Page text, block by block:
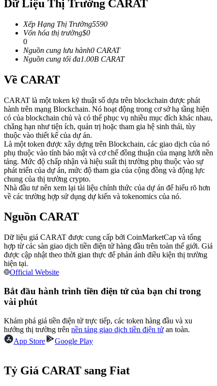
USDC Futures vĩnh cửu
Futures sử dụng USDC làm tài sản thế chấp
Sao chép Giao dịch
Tham gia cùng các nhà giao dịch hàng đầu
Trở thành Nhà giao dịch Sao chép
Tận hưởng chia sẻ lợi nhuận và hoa hồng giao dịch sao chép
Phân tích dữ liệu lớn bao gồm thông tin giao dịch, v.v.
Dữ Liệu Thị Trường CARAT
Xếp Hạng Thị Trường5590
Vốn hóa thị trường$0
0
Nguồn cung lưu hành0 CARAT
Nguồn cung tối đa1.00B CARAT
Về CARAT
CARAT là một token kỹ thuật số dựa trên blockchain được phát
hành trên mạng Blockchain. Nó hoạt động trong cơ sở hạ tầng hiện
có của blockchain chủ và có thể phục vụ nhiều mục đích khác nhau,
chẳng hạn như tiện ích, quản trị hoặc tham gia hệ sinh thái, tùy
thuộc vào thiết kế của dự án.
Là một token được xây dựng trên Blockchain, các giao dịch của nó
phụ thuộc vào tính bảo mật và cơ chế đồng thuận của mạng lưới nền
tảng. Mức độ chấp nhận và hiệu suất thị trường phụ thuộc vào sự
phát triển của dự án, mức độ tham gia của cộng đồng và động lực
chung của thị trường crypto.
Nhà đầu tư nên xem lại tài liệu chính thức của dự án để hiểu rõ hơn
về các trường hợp sử dụng dự kiến và tokenomics của nó.
Nguồn CARAT
Dữ liệu giá CARAT được cung cấp bởi CoinMarketCap và tổng
hợp từ các sàn giao dịch tiền điện tử hàng đầu trên toàn thế giới. Giá
được cập nhật theo thời gian thực để phản ánh điều kiện thị trường
hiện tại.
Official Website
Bắt đầu hành trình tiền điện tử của bạn chỉ trong
vài phút
Khám phá giá tiền điện tử trực tiếp, các token hàng đầu và xu
hướng thị trường trên nền tảng giao dịch tiền điện tử an toàn.
App Store
Google Play
Tỷ Giá CARAT sang Fiat